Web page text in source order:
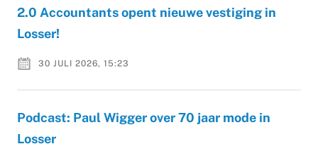
2.0 Accountants opent nieuwe vestiging in
Losser!
30 JULI 2026, 15:23
Podcast: Paul Wigger over 70 jaar mode in
Losser